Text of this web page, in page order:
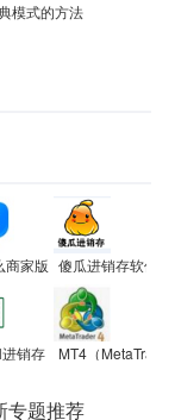
模式的方法
商家版 傻瓜进销存软件
销存 MT4（
专题推荐